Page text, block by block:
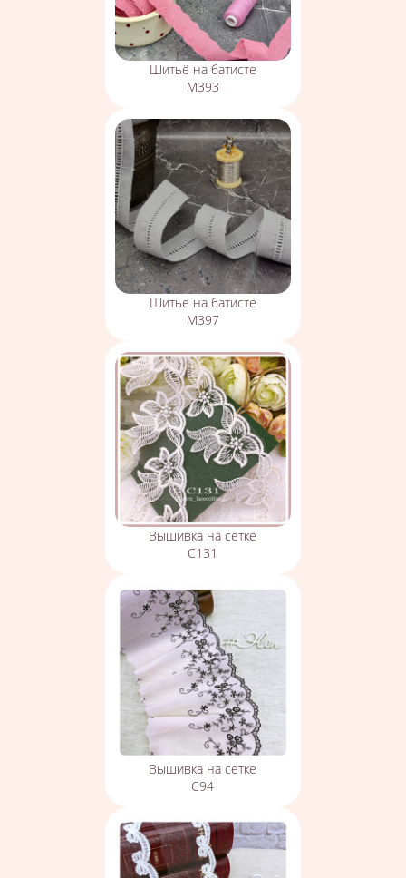
Шитьё на батисте
М393
Шитье на батисте
М397
Вышивка на сетке
С131
Вышивка на сетке
С94